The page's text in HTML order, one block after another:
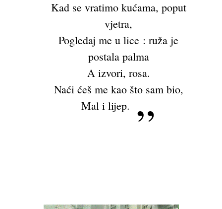
Kad se vratimo kućama, poput
vjetra,
Pogledaj me u lice : ruža je
postala palma
A izvori, rosa.
Naći ćeš me kao što sam bio,
Mal i lijep.